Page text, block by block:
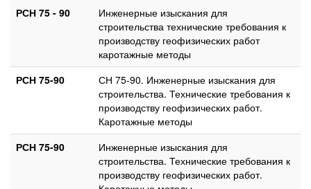
РСН 75 - 90
Инженерные изыскания для
строительства технические требования к
производству геофизических работ
каротажные методы
РСН 75-90
СН 75-90. Инженерные изыскания для
строительства. Технические требования к
производству геофизических работ.
Каротажные методы
РСН 75-90
Инженерные изыскания для
строительства. Технические требования к
производству геофизических работ.